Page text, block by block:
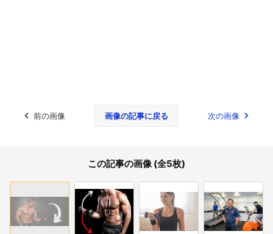
前の画像 画像の記事に戻る 次の画像
この記事の画像 (全5枚)